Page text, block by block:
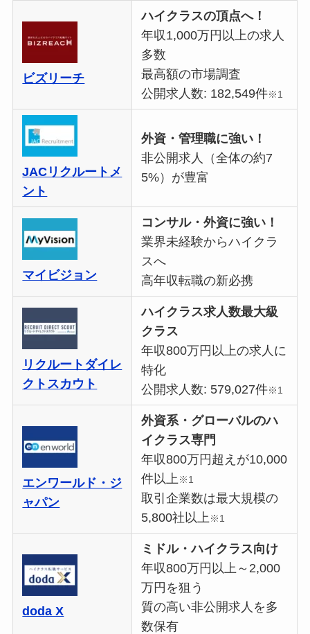
ビズリーチ
ハイクラスの頂点へ！
年収1,000万円以上の求人
多数
最高額の市場調査
公開求人数: 182,549件※1
JACリクルートメ
ント
外資・管理職に強い！
非公開求人（全体の約7
5%）が豊富
マイビジョン
コンサル・外資に強い！
業界未経験からハイクラ
スへ
高年収転職の新必携
リクルートダイレ
クトスカウト
ハイクラス求人数最大級
クラス
年収800万円以上の求人に
特化
公開求人数: 579,027件※1
エンワールド・ジ
ャパン
外資系・グローバルのハ
イクラス専門
年収800万円超えが10,000
件以上 ※1
取引企業数は最大規模の
5,800社以上 ※1
doda X
ミドル・ハイクラス向け
年収800万円以上～2,000
万円を狙う
質の高い非公開求人を多
数保有